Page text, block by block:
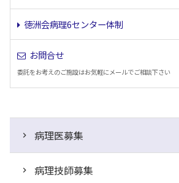
徳洲会病理6センター体制
お問合せ
委託をお考えのご施設はお気軽にメールでご相談下さい
病理医募集
病理技師募集